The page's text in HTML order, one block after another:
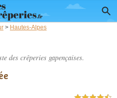
> Hautes-Alpes
des crêperies gapençaises.